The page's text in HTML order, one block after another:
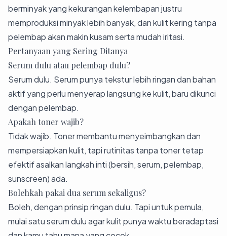
berminyak yang kekurangan kelembapan justru
memproduksi minyak lebih banyak, dan kulit kering tanpa
pelembap akan makin kusam serta mudah iritasi.
Pertanyaan yang Sering Ditanya
Serum dulu atau pelembap dulu?
Serum dulu. Serum punya tekstur lebih ringan dan bahan
aktif yang perlu menyerap langsung ke kulit, baru dikunci
dengan pelembap.
Apakah toner wajib?
Tidak wajib. Toner membantu menyeimbangkan dan
mempersiapkan kulit, tapi rutinitas tanpa toner tetap
efektif asalkan langkah inti (bersih, serum, pelembap,
sunscreen) ada.
Bolehkah pakai dua serum sekaligus?
Boleh, dengan prinsip ringan dulu. Tapi untuk pemula,
mulai satu serum dulu agar kulit punya waktu beradaptasi